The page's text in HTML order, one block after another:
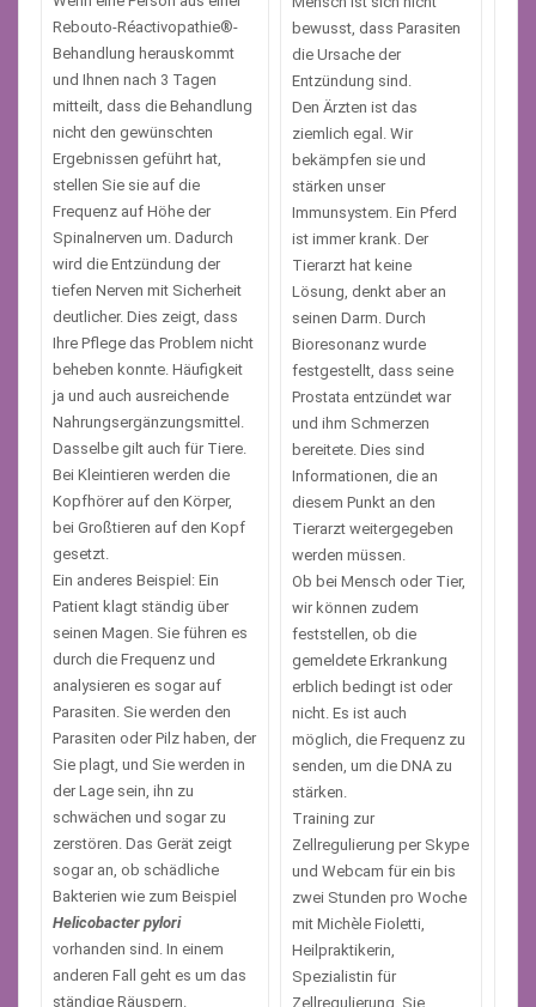
Rebouto-Réactivopathie®-
Behandlung herauskommt
und Ihnen nach 3 Tagen
mitteilt, dass die Behandlung
nicht den gewünschten
Ergebnissen geführt hat,
stellen Sie sie auf die
Frequenz auf Höhe der
Spinalnerven um. Dadurch
wird die Entzündung der
tiefen Nerven mit Sicherheit
deutlicher. Dies zeigt, dass
Ihre Pflege das Problem nicht
beheben konnte. Häufigkeit
ja und auch ausreichende
Nahrungsergänzungsmittel.
Dasselbe gilt auch für Tiere.
Bei Kleintieren werden die
Kopfhörer auf den Körper,
bei Großtieren auf den Kopf
gesetzt.
Ein anderes Beispiel: Ein
Patient klagt ständig über
seinen Magen. Sie führen es
durch die Frequenz und
analysieren es sogar auf
Parasiten. Sie werden den
Parasiten oder Pilz haben, der
Sie plagt, und Sie werden in
der Lage sein, ihn zu
schwächen und sogar zu
zerstören. Das Gerät zeigt
sogar an, ob schädliche
Bakterien wie zum Beispiel
Helicobacter pylori
vorhanden sind. In einem
anderen Fall geht es um das
ständige Räuspern.
bewusst, dass Parasiten
die Ursache der
Entzündung sind.
Den Ärzten ist das
ziemlich egal. Wir
bekämpfen sie und
stärken unser
Immunsystem. Ein Pferd
ist immer krank. Der
Tierarzt hat keine
Lösung, denkt aber an
seinen Darm. Durch
Bioresonanz wurde
festgestellt, dass seine
Prostata entzündet war
und ihm Schmerzen
bereitete. Dies sind
Informationen, die an
diesem Punkt an den
Tierarzt weitergegeben
werden müssen.
Ob bei Mensch oder Tier,
wir können zudem
feststellen, ob die
gemeldete Erkrankung
erblich bedingt ist oder
nicht. Es ist auch
möglich, die Frequenz zu
senden, um die DNA zu
stärken.
Training zur
Zellregulierung per Skype
und Webcam für ein bis
zwei Stunden pro Woche
mit Michèle Fioletti,
Heilpraktikerin,
Spezialistin für
Zellregulierung. Sie